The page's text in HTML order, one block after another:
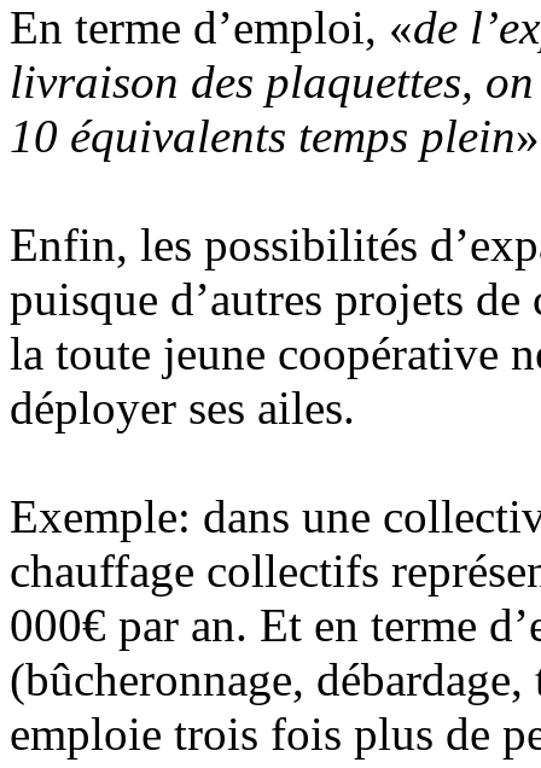
En terme d’emploi, «de
livraison des plaquettes,
10 équivalents temps plein
Enfin, les possibilités
puisque d’autres projets
la toute jeune coopérative
déployer ses ailes.
Exemple: dans une
chauffage collectifs
000€ par an. Et en terme
(bûcheronnage,
emploie trois fois plus de